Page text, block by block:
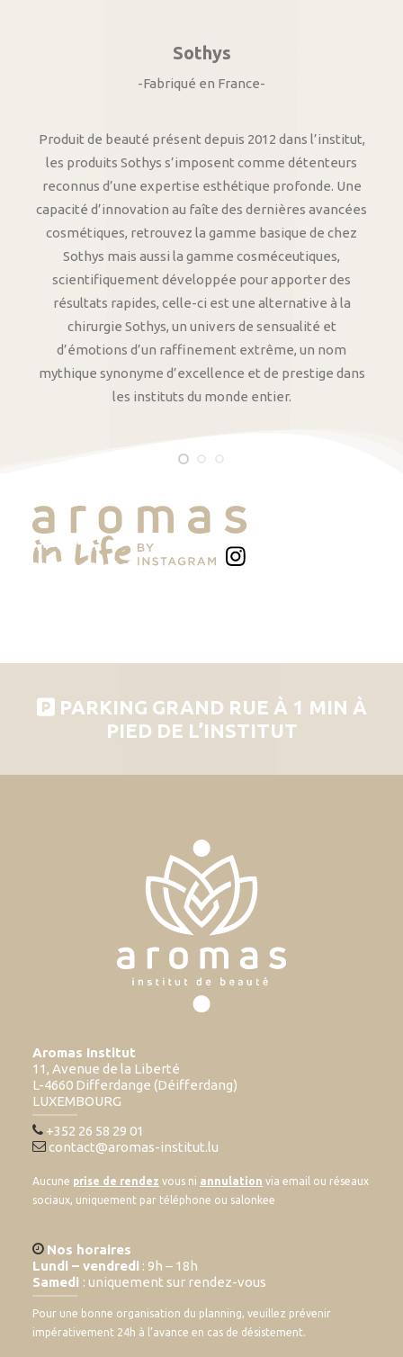
Sothys
-Fabriqué en France-
Produit de beauté présent depuis 2012 dans l’institut,
les produits Sothys s’imposent comme détenteurs
reconnus d’une expertise esthétique profonde. Une
capacité d’innovation au faîte des dernières avancées
cosmétiques, retrouvez la gamme basique de chez
Sothys mais aussi la gamme cosméceutiques,
scientifiquement développée pour apporter des
résultats rapides, celle-ci est une alternative à la
chirurgie Sothys, un univers de sensualité et
d’émotions d’un raffinement extrême, un nom
mythique synonyme d’excellence et de prestige dans
les instituts du monde entier.
PARKING GRAND RUE À 1 MIN À
PIED DE L’INSTITUT
Aromas Institut
11, Avenue de la Liberté
L-4660 Differdange (Déifferdang)
LUXEMBOURG
+352 26 58 29 01
contact@aromas-institut.lu
Aucune prise de rendez vous ni annulation via email ou réseaux
sociaux, uniquement par téléphone ou salonkee
Nos horaires
Lundi – vendredi : 9h – 18h
Samedi : uniquement sur rendez-vous
Pour une bonne organisation du planning, veuillez prévenir
impérativement 24h à l’avance en cas de désistement.